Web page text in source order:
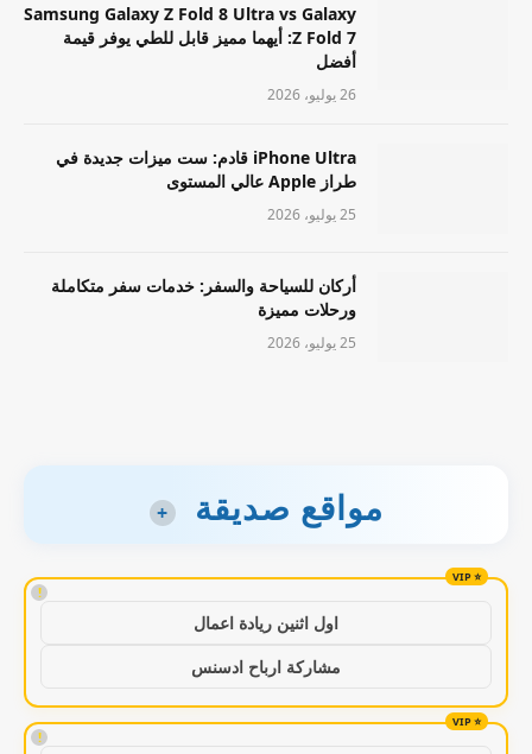
Samsung Galaxy Z Fold 8 Ultra vs Galaxy
Z Fold 7: أيهما مميز قابل للطي يوفر قيمة
أفضل
26 يوليو، 2026
iPhone Ultra قادم: ست ميزات جديدة في
طراز Apple عالي المستوى
25 يوليو، 2026
أركان للسياحة والسفر: خدمات سفر متكاملة
ورحلات مميزة
25 يوليو، 2026
مواقع صديقة +
!
اول اثنين ريادة اعمال
مشاركة ارباح ادسنس
!